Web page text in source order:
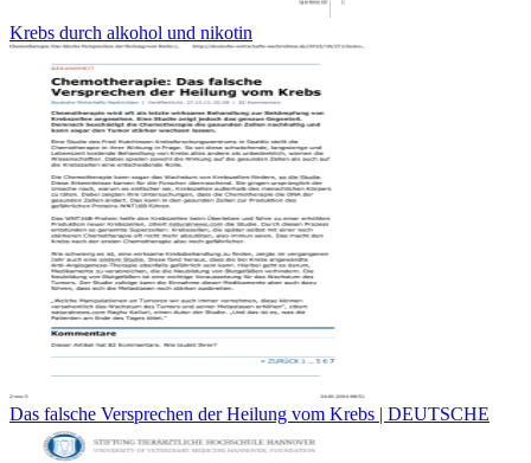
Krebs durch alkohol und nikotin
Das falsche Versprechen der Heilung vom Krebs | DEUTSCHE